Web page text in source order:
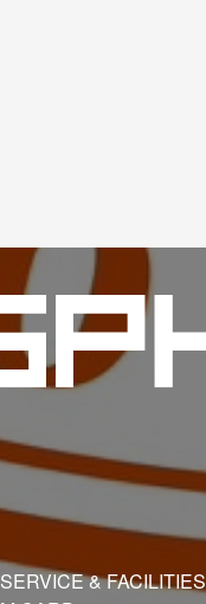
SERVICE & FACILITIES